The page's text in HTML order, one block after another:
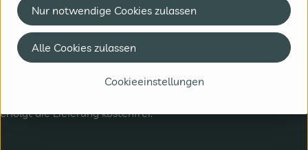
Alle Preise in Euro und inkl. der gesetzlichen Mehrwertsteuer,
erfolgt die Lieferung kostenfrei.
Cookieeinstellungen
Nur notwendige Cookies zulassen
Alle Cookies zulassen